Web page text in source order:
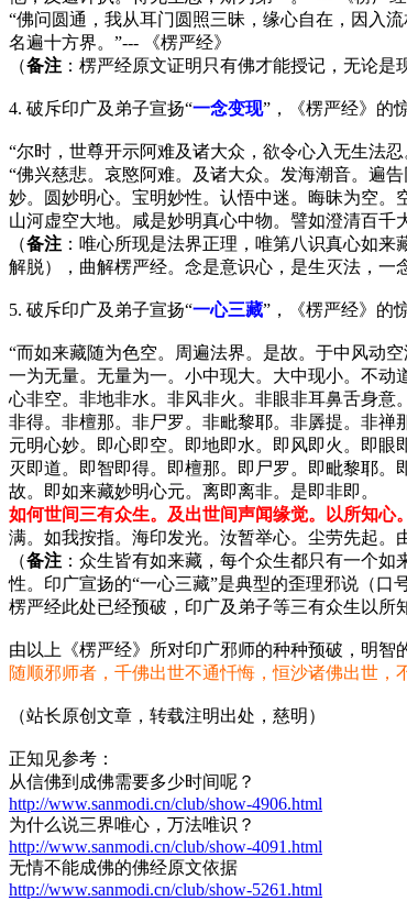
“佛问圆通，我从耳门圆照三昧，缘心自在，因入
名遍十方界。”--- 《楞严经》
（备注 ：楞严经原文证明只有佛才能授记，无论
4. 破斥印广及弟子宣扬“一念变现”，《楞严经》的
“尔时，世尊开示阿难及诸大众，欲令心入无生法
“佛兴慈悲。哀愍阿难。及诸大众。发海潮音。遍
妙。圆妙明心。宝明妙性。认悟中迷。晦昧为空
山河虚空大地。咸是妙明真心中物。譬如澄清百千
（备注 ：唯心所现是法界正理，唯第八识真心如
解脱），曲解楞严经。念是意识心，是生灭法，一
5. 破斥印广及弟子宣扬“一心三藏”，《楞严经》的
“而如来藏随为色空。周遍法界。是故。于中风动
一为无量。无量为一。小中现大。大中现小。不
心非空。非地非水。非风非火。非眼非耳鼻舌身
非得。非檀那。非尸罗。非毗黎耶。非羼提。非
元明心妙。即心即空。即地即水。即风即火。即
灭即道。即智即得。即檀那。即尸罗。即毗黎耶
故。即如来藏妙明心元。离即离非。是即非即。
如何世间三有众生。及出世间声闻缘觉。以所知心
满。如我按指。海印发光。汝暂举心。尘劳先起。
（备注 ：众生皆有如来藏，每个众生都只有一个
性。印广宣扬的“一心三藏”是典型的歪理邪说（
楞严经此处已经预破，印广及弟子等三有众生以所
由以上《楞严经》所对印广邪师的种种预破，明智
随顺邪师者，千佛出世不通忏悔，恒沙诸佛出世
（站长原创文章，转载注明出处，慈明）
正知见参考：
从信佛到成佛需要多少时间呢？
http://www.sanmodi.cn/club/show-4906.html
为什么说三界唯心，万法唯识？
http://www.sanmodi.cn/club/show-4091.html
无情不能成佛的佛经原文依据
http://www.sanmodi.cn/club/show-5261.html